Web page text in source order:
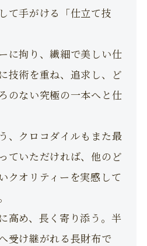
て手がける「仕立て技
に拘り、繊細で美しい仕
技術を重ね、追求し、ど
のない究極の一本へと仕
、クロコダイルもまた最
ていただければ、他のど
クオリティーを実感して
高め、長く寄り添う。半
受け継がれる長財布で